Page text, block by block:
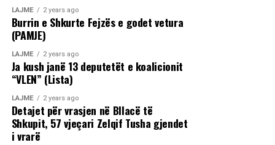
LAJME 2 years ago
Burrin e Shkurte Fejzës e godet vetura
(PAMJE)
LAJME 2 years ago
Ja kush janë 13 deputetët e koalicionit
“VLEN” (Lista)
LAJME 2 years ago
Detajet për vrasjen në Bllacë të
Shkupit, 57 vjeçari Zelqif Tusha gjendet
i vrarë